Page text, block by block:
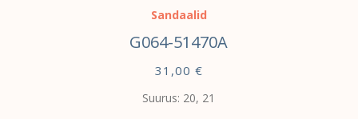
Sandaalid
G064-51470A
31,00 €
Suurus: 20, 21